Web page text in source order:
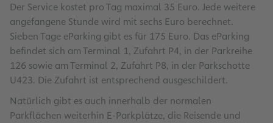
Der Service kostet pro Tag maximal 35 Euro. Jede weitere
angefangene Stunde wird mit sechs Euro berechnet.
Sieben Tage eParking gibt es für 175 Euro. Das eParking
befindet sich am Terminal 1, Zufahrt P4, in der Parkreihe
126 sowie am Terminal 2, Zufahrt P8, in der Parkschotte
U423. Die Zufahrt ist entsprechend ausgeschildert.
Natürlich gibt es auch innerhalb der normalen
Parkflächen weiterhin E-Parkplätze, die Reisende und